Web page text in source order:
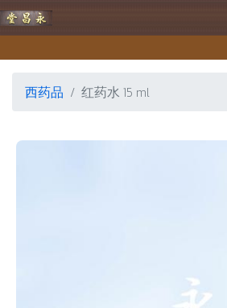
永昌堂药店
西药品 红药水 15 ml